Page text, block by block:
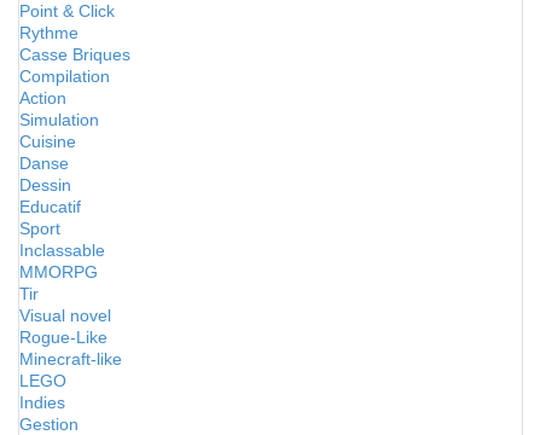
Point & Click
Rythme
Casse Briques
Compilation
Action
Simulation
Cuisine
Danse
Dessin
Educatif
Sport
Inclassable
MMORPG
Tir
Visual novel
Rogue-Like
Minecraft-like
LEGO
Indies
Gestion